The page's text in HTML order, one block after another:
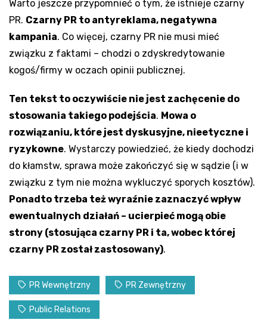
Warto jeszcze przypomnieć o tym, że istnieje czarny
PR. Czarny PR to antyreklama, negatywna
kampania. Co więcej, czarny PR nie musi mieć
związku z faktami – chodzi o zdyskredytowanie
kogoś/firmy w oczach opinii publicznej.
Ten tekst to oczywiście nie jest zachęcenie do
stosowania takiego podejścia. Mowa o
rozwiązaniu, które jest dyskusyjne, nieetyczne i
ryzykowne. Wystarczy powiedzieć, że kiedy dochodzi
do kłamstw, sprawa może zakończyć się w sądzie (i w
związku z tym nie można wykluczyć sporych kosztów).
Ponadto trzeba też wyraźnie zaznaczyć wpływ
ewentualnych działań – ucierpieć mogą obie
strony (stosująca czarny PR i ta, wobec której
czarny PR został zastosowany).
PR Wewnętrzny PR Zewnętrzny
Public Relations